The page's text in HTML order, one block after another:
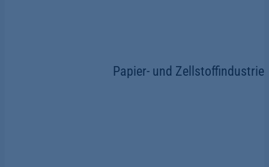
Papier- und Zellstoffindustrie